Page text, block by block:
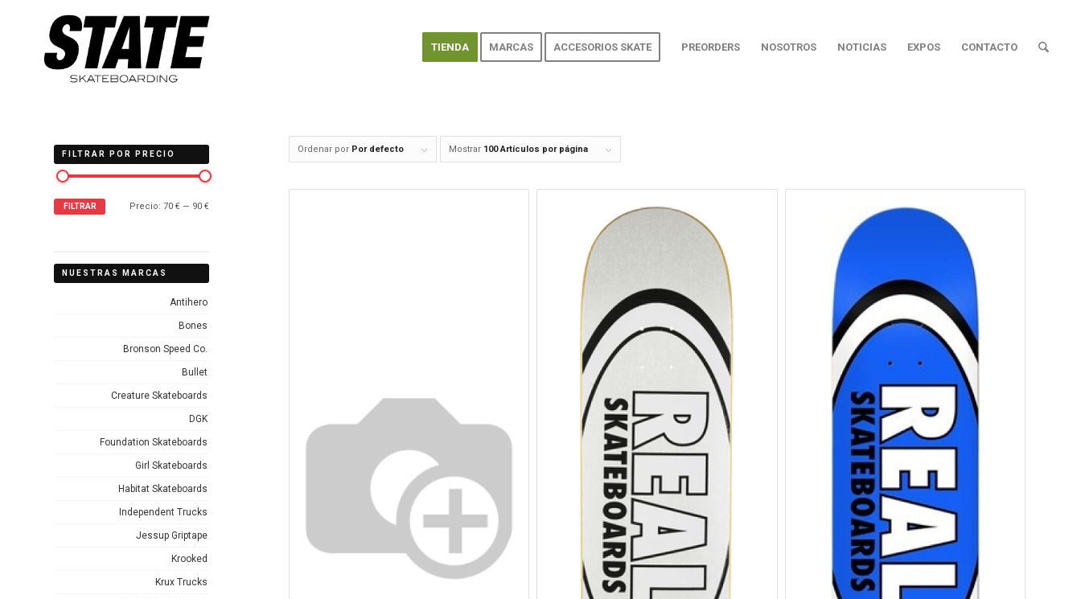
TIENDA MARCAS ACCESORIOS SKATE PREORDERS NOSOTROS NOTICIAS EXPOS CONTACTO
Ordenar por Por defecto Mostrar 100 Artículos por página
FILTRAR POR PRECIO
FILTRAR Precio: 70 € — 90 €
NUESTRAS MARCAS
Antihero
Bones
Bronson Speed Co.
Bullet
Creature Skateboards
DGK
Foundation Skateboards
Girl Skateboards
Habitat Skateboards
Independent Trucks
Jessup Griptape
Krooked
Krux Trucks